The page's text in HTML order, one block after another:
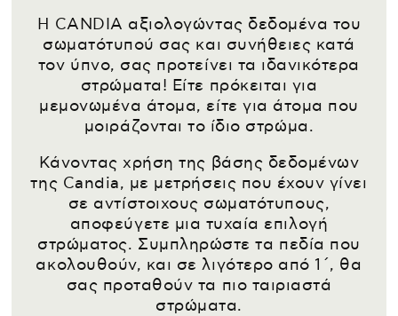
Η CANDIA αξιολογώντας δεδομένα του
σωματότυπού σας και συνήθειες κατά
τον ύπνο, σας προτείνει τα ιδανικότερα
στρώματα! Είτε πρόκειται για
μεμονωμένα άτομα, είτε για άτομα που
μοιράζονται το ίδιο στρώμα.
Κάνοντας χρήση της βάσης δεδομένων
της Candia, με μετρήσεις που έχουν γίνει
σε αντίστοιχους σωματότυπους,
αποφεύγετε μια τυχαία επιλογή
στρώματος. Συμπληρώστε τα πεδία που
ακολουθούν, και σε λιγότερο από 1΄, θα
σας προταθούν τα πιο ταιριαστά
στρώματα.